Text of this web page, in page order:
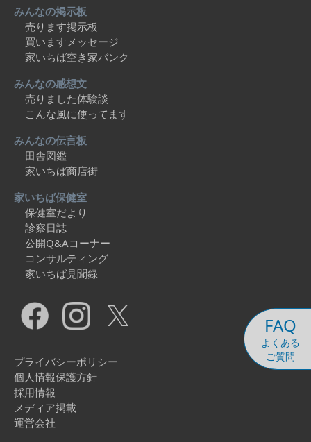
FAQ
よくある
ご質問
みんなの掲示板
売ります掲示板
買いますメッセージ
家いちば空き家バンク
みんなの感想文
売りました体験談
こんな風に使ってます
みんなの伝言板
田舎図鑑
家いちば商店街
家いちば保健室
保健室だより
診察日誌
公開Q&Aコーナー
コンサルティング
家いちば見聞録
プライバシーポリシー
個人情報保護方針
採用情報
メディア掲載
運営会社